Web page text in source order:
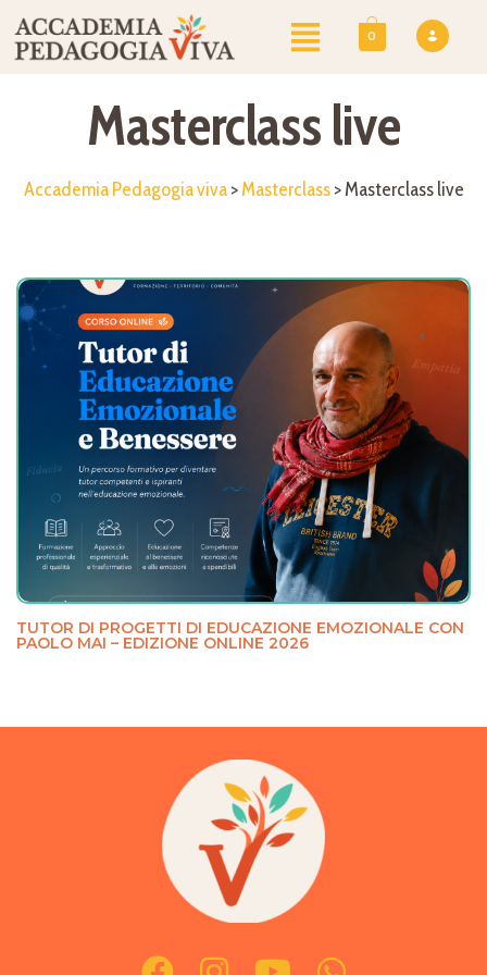
0
Masterclass live
Accademia Pedagogia viva >Masterclass >Masterclass live
TUTOR DI PROGETTI DI EDUCAZIONE EMOZIONALE CON
PAOLO MAI – EDIZIONE ONLINE 2026